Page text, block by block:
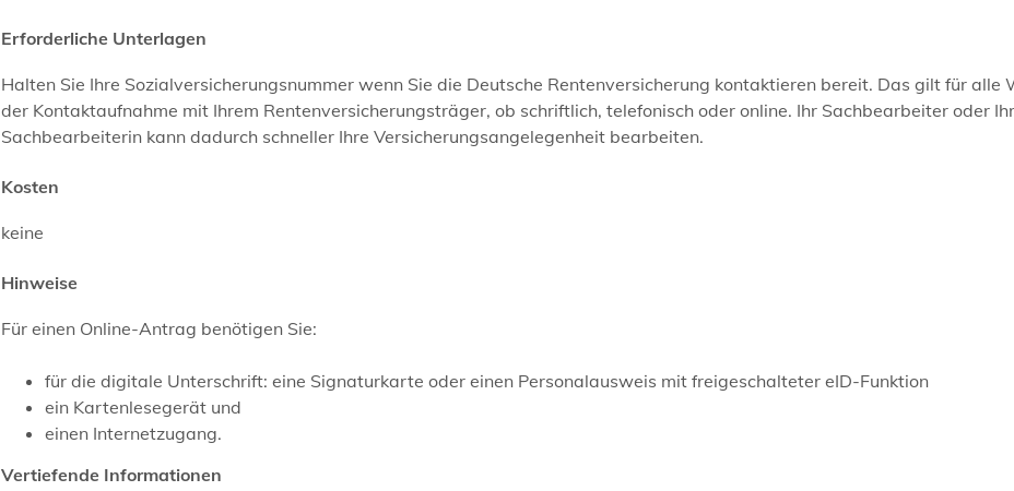
Erforderliche Unterlagen
Halten Sie Ihre Sozialversicherungsnummer wenn Sie die Deutsche Rentenversicherung kontaktieren bereit. Das gilt für alle
der Kontaktaufnahme mit Ihrem Rentenversicherungsträger, ob schriftlich, telefonisch oder online. Ihr Sachbearbeiter oder
Sachbearbeiterin kann dadurch schneller Ihre Versicherungsangelegenheit bearbeiten.
Kosten
keine
Hinweise
Für einen Online-Antrag benötigen Sie:
für die digitale Unterschrift: eine Signaturkarte oder einen Personalausweis mit freigeschalteter eID-Funktion
ein Kartenlesegerät und
einen Internetzugang.
Vertiefende Informationen